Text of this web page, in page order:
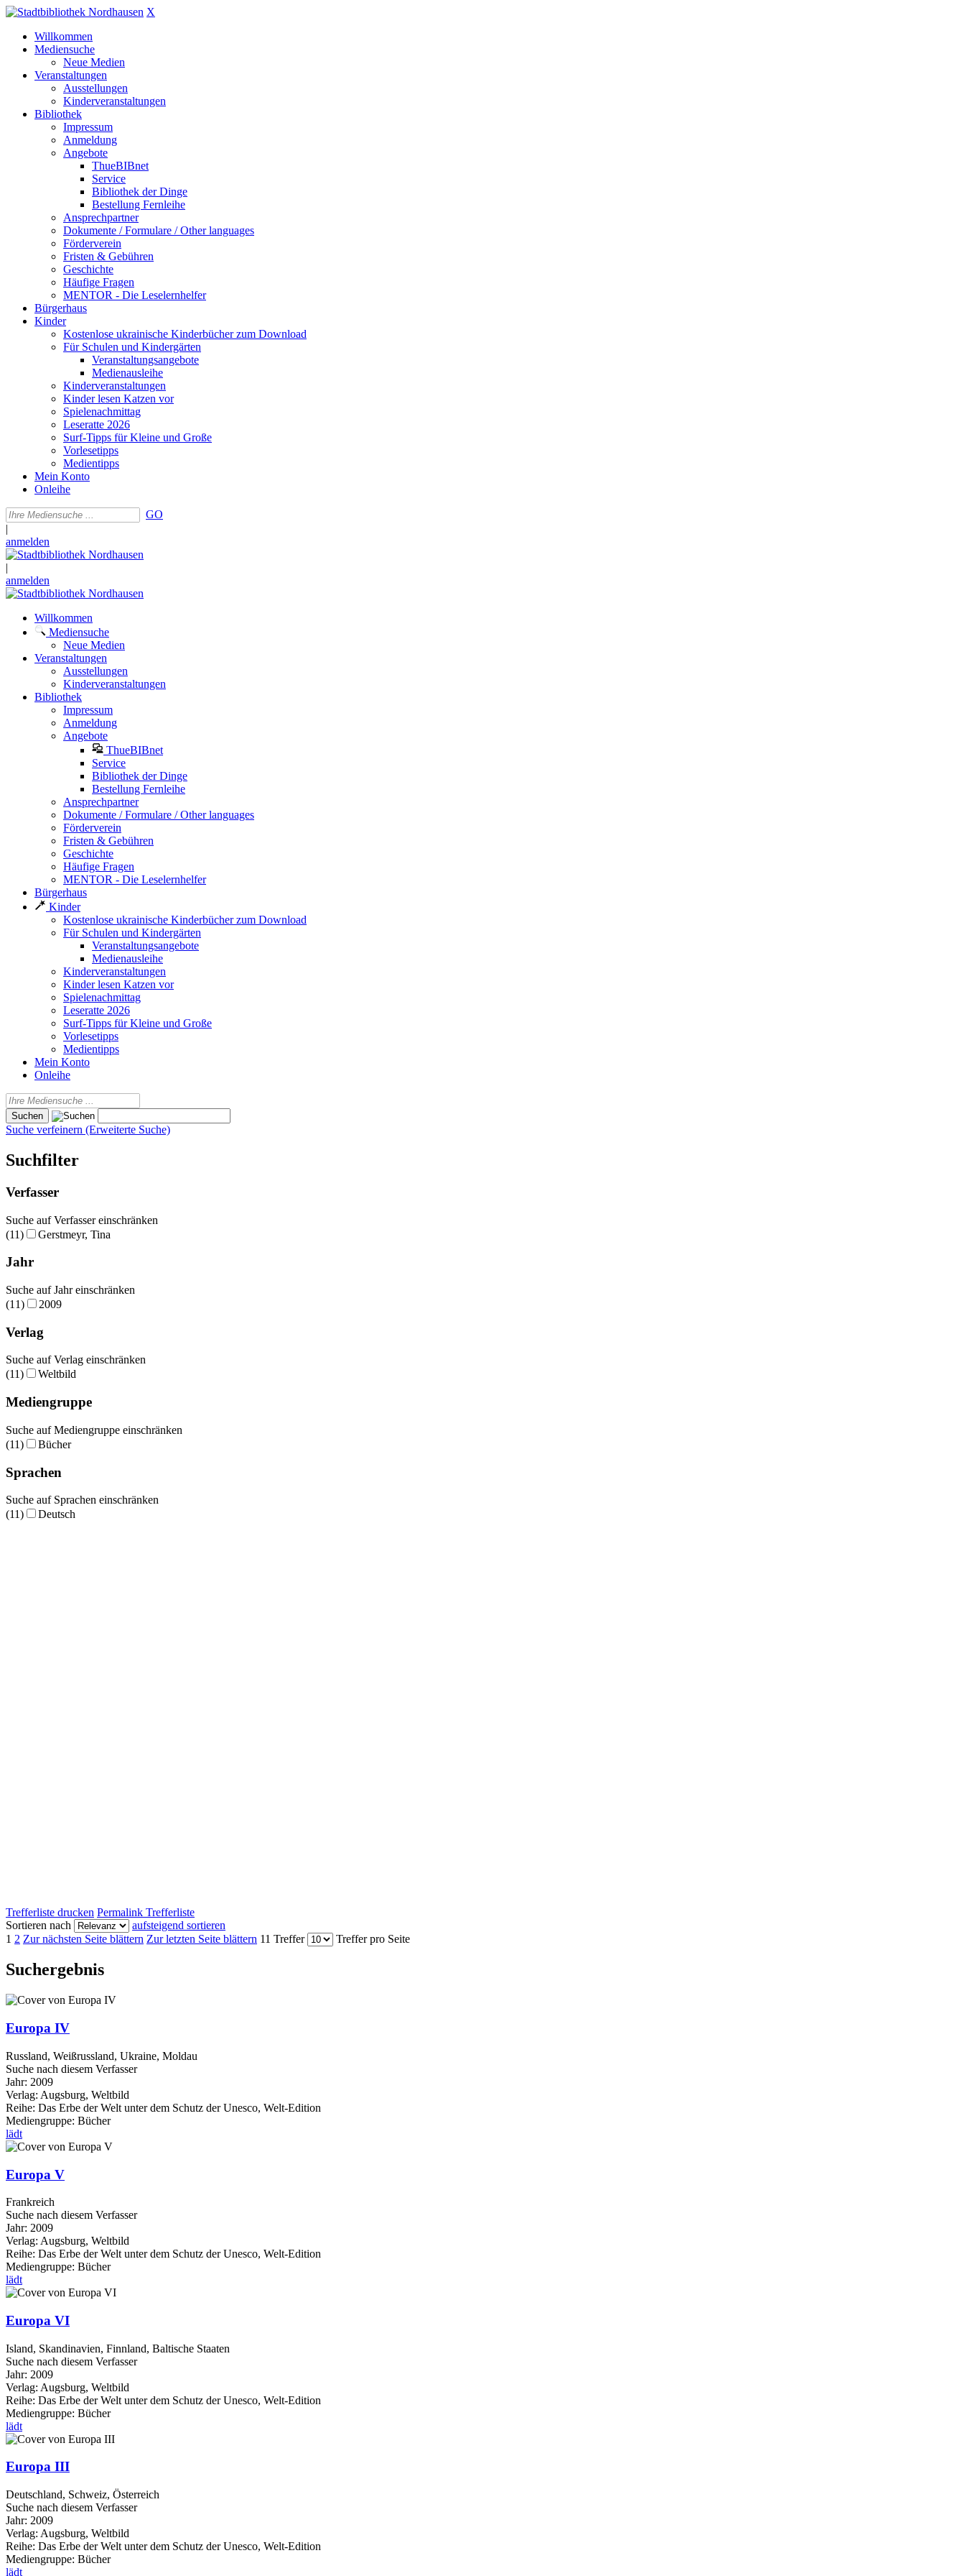
X
Willkommen
Mediensuche
Neue Medien
Veranstaltungen
Ausstellungen
Kinderveranstaltungen
Bibliothek
Impressum
Anmeldung
Angebote
ThueBIBnet
Service
Bibliothek der Dinge
Bestellung Fernleihe
Ansprechpartner
Dokumente / Formulare / Other languages
Förderverein
Fristen & Gebühren
Geschichte
Häufige Fragen
MENTOR - Die Leselernhelfer
Bürgerhaus
Kinder
Kostenlose ukrainische Kinderbücher zum Download
Für Schulen und Kindergärten
Veranstaltungsangebote
Medienausleihe
Kinderveranstaltungen
Kinder lesen Katzen vor
Spielenachmittag
Leseratte 2026
Surf-Tipps für Kleine und Große
Vorlesetipps
Medientipps
Mein Konto
Onleihe
GO
|
anmelden
|
anmelden
Willkommen
Mediensuche
Neue Medien
Veranstaltungen
Ausstellungen
Kinderveranstaltungen
Bibliothek
Impressum
Anmeldung
Angebote
ThueBIBnet
Service
Bibliothek der Dinge
Bestellung Fernleihe
Ansprechpartner
Dokumente / Formulare / Other languages
Förderverein
Fristen & Gebühren
Geschichte
Häufige Fragen
MENTOR - Die Leselernhelfer
Bürgerhaus
Kinder
Kostenlose ukrainische Kinderbücher zum Download
Für Schulen und Kindergärten
Veranstaltungsangebote
Medienausleihe
Kinderveranstaltungen
Kinder lesen Katzen vor
Spielenachmittag
Leseratte 2026
Surf-Tipps für Kleine und Große
Vorlesetipps
Medientipps
Mein Konto
Onleihe
Suche verfeinern (Erweiterte Suche)
Suchfilter
Verfasser
Suche auf Verfasser einschränken
(11)
Gerstmeyr, Tina
Jahr
Suche auf Jahr einschränken
(11)
2009
Verlag
Suche auf Verlag einschränken
(11)
Weltbild
Mediengruppe
Suche auf Mediengruppe einschränken
(11)
Bücher
Sprachen
Suche auf Sprachen einschränken
(11)
Deutsch
Trefferliste drucken Permalink Trefferliste
Sortieren nach
aufsteigend sortieren
1 2 Zur nächsten Seite blättern Zur letzten Seite blättern 11 Treffer Treffer pro Seite
Suchergebnis
Europa IV
Russland, Weißrussland, Ukraine, Moldau
Suche nach diesem Verfasser
Jahr: 2009
Verlag: Augsburg, Weltbild
Reihe: Das Erbe der Welt unter dem Schutz der Unesco, Welt-Edition
Mediengruppe: Bücher
lädt
Europa V
Frankreich
Suche nach diesem Verfasser
Jahr: 2009
Verlag: Augsburg, Weltbild
Reihe: Das Erbe der Welt unter dem Schutz der Unesco, Welt-Edition
Mediengruppe: Bücher
lädt
Europa VI
Island, Skandinavien, Finnland, Baltische Staaten
Suche nach diesem Verfasser
Jahr: 2009
Verlag: Augsburg, Weltbild
Reihe: Das Erbe der Welt unter dem Schutz der Unesco, Welt-Edition
Mediengruppe: Bücher
lädt
Europa III
Deutschland, Schweiz, Österreich
Suche nach diesem Verfasser
Jahr: 2009
Verlag: Augsburg, Weltbild
Reihe: Das Erbe der Welt unter dem Schutz der Unesco, Welt-Edition
Mediengruppe: Bücher
lädt